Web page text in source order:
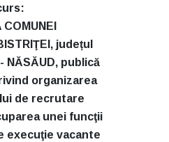
COMUNEI
județul
NĂSĂUD, publică
organizarea
de recrutare
unei funcţii
execuţie vacante